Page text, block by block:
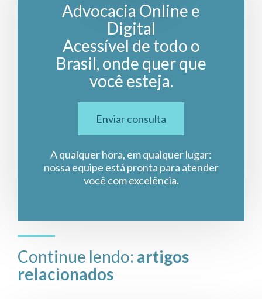
Advocacia Online e
Digital
Acessível de todo o
Brasil, onde quer que
você esteja.
Enviar consulta
A qualquer hora, em qualquer lugar:
nossa equipe está pronta para atender
você com excelência.
Continue lendo: artigos
relacionados